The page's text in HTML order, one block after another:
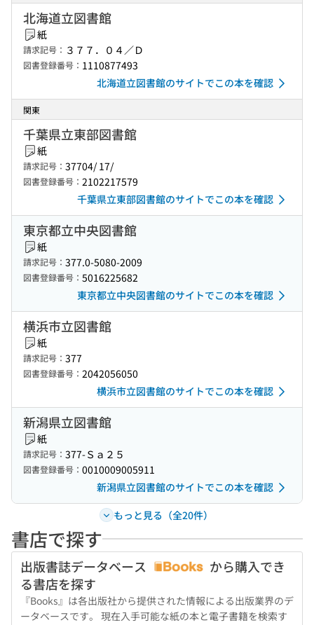
北海道立図書館
紙
請求記号： ３７７．０４／Ｄ
図書登録番号： 1110877493
北海道立図書館のサイトでこの本を確認
関東
千葉県立東部図書館
紙
請求記号： 37704/ 17/
図書登録番号： 2102217579
千葉県立東部図書館のサイトでこの本を確認
東京都立中央図書館
紙
請求記号： 377.0-5080-2009
図書登録番号： 5016225682
東京都立中央図書館のサイトでこの本を確認
横浜市立図書館
紙
請求記号： 377
図書登録番号： 2042056050
横浜市立図書館のサイトでこの本を確認
新潟県立図書館
紙
請求記号： 377-Ｓａ２５
図書登録番号： 0010009005911
新潟県立図書館のサイトでこの本を確認
もっと見る（全20件）
書店で探す
出版書誌データベース
から購入でき
る書店を探す
『Books』は各出版社から提供された情報による出版業界のデ
ータベースです。 現在入手可能な紙の本と電子書籍を検索す